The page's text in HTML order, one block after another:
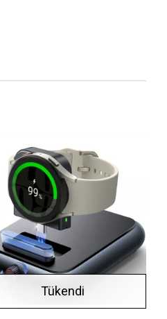
Tükendi